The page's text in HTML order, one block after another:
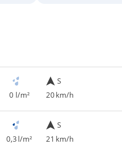
0 l/m²
S
20 km/h
0,3 l/m²
S
21 km/h